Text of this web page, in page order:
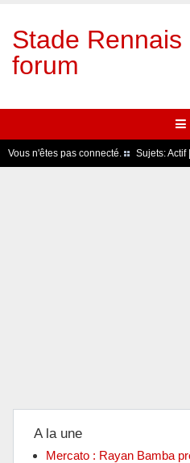
Stade
forum
Vous n'êtes pas connecté. Sujets:Actif|
A la une
Mercato : Rayan Bamba